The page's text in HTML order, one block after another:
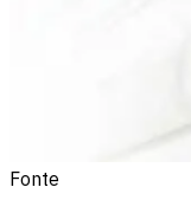
Fonte